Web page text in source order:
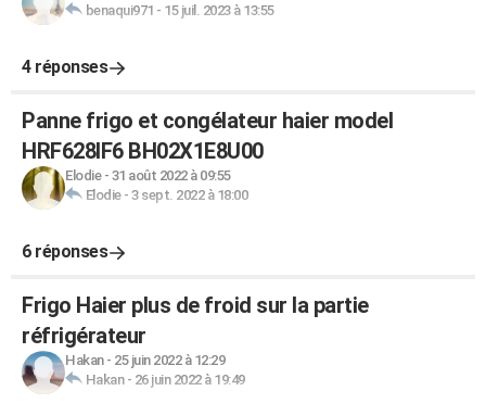
benaqui971 - 15 juil. 2023 à 13:55
4 réponses
Panne frigo et congélateur haier model
HRF628IF6 BH02X1E8U00
Elodie- 31 août 2022 à 09:55
Elodie- 3 sept. 2022 à 18:00
6 réponses
Frigo Haier plus de froid sur la partie
réfrigérateur
Hakan- 25 juin 2022 à 12:29
Hakan- 26 juin 2022 à 19:49